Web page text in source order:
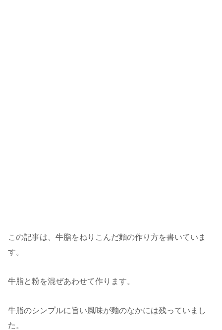
この記事は、牛脂をねりこんだ麵の作り方を書いていま
す。
牛脂と粉を混ぜあわせて作ります。
牛脂のシンプルに旨い風味が麺のなかには残っていまし
た。